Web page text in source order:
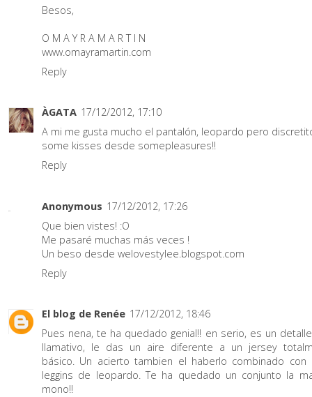
Besos,
O M A Y R A M A R T I N
www.omayramartin.com
Reply
ÀGATA 17/12/2012, 17:10
A mi me gusta mucho el pantalón, leopardo pero
some kisses desde somepleasures!!
Reply
Anonymous 17/12/2012, 17:26
Que bien vistes! :O
Me pasaré muchas más veces !
Un beso desde welovestylee.blogspot.com
Reply
El blog de Renée 17/12/2012, 18:46
Pues nena, te ha quedado genial!! en serio, es un
llamativo, le das un aire diferente a un jersey
básico. Un acierto tambien el haberlo combinado con
leggins de leopardo. Te ha quedado un conjunto la
mono!!